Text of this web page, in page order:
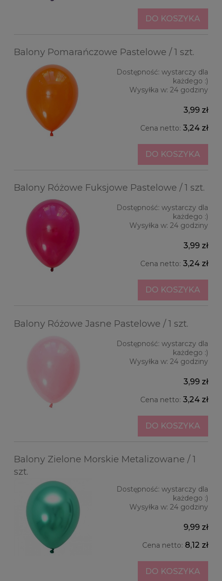
DO KOSZYKA
Balony Pomarańczowe Pastelowe / 1 szt.
Dostępność: wystarczy dla
każdego :)
Wysyłka w: 24 godziny
3,99 zł
Cena netto: 3,24 zł
DO KOSZYKA
Balony Różowe Fuksjowe Pastelowe / 1 szt.
Dostępność: wystarczy dla
każdego :)
Wysyłka w: 24 godziny
3,99 zł
Cena netto: 3,24 zł
DO KOSZYKA
Balony Różowe Jasne Pastelowe / 1 szt.
Dostępność: wystarczy dla
każdego :)
Wysyłka w: 24 godziny
3,99 zł
Cena netto: 3,24 zł
DO KOSZYKA
Balony Zielone Morskie Metalizowane / 1
szt.
Dostępność: wystarczy dla
każdego :)
Wysyłka w: 24 godziny
9,99 zł
Cena netto: 8,12 zł
DO KOSZYKA